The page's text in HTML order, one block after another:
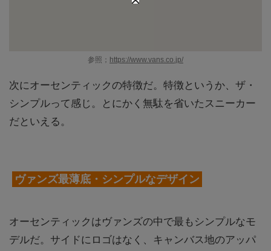
参照； https://www.vans.co.jp/
次にオーセンティックの特徴だ。特徴というか、ザ・
シンプルって感じ。とにかく無駄を省いたスニーカー
だといえる。
ヴァンズ最薄底・シンプルなデザイン
オーセンティックはヴァンズの中で最もシンプルなモ
デルだ。サイドにロゴはなく、キャンバス地のアッパ